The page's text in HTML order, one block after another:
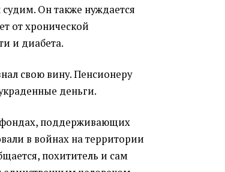
Он также нуждается
от хронической
и диабета.
свою вину. Пенсионеру
деньги.
фондах, поддерживающих
в войнах на территории
похититель и сам